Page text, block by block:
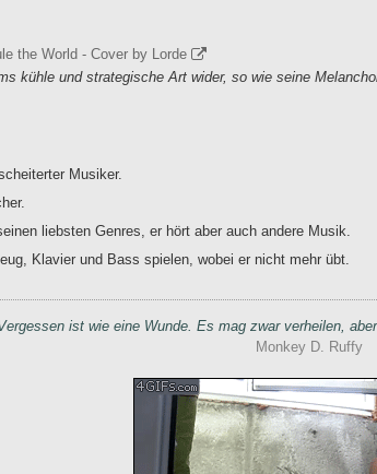
the World - Cover by Lorde
kühle und strategische Art wider, so wie seine
Musiker.
liebsten Genres, er hört aber auch andere Musik.
Klavier und Bass spielen, wobei er nicht mehr übt.
ist wie eine Wunde. Es mag zwar verheilen,
Monkey D. Ruffy